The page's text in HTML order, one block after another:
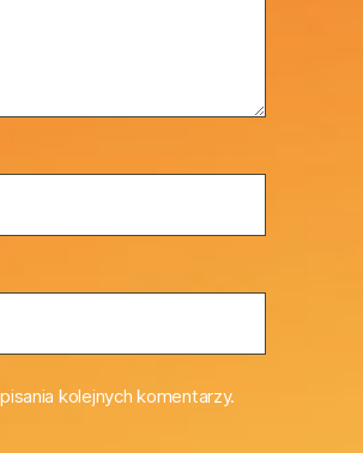
kolejnych komentarzy.